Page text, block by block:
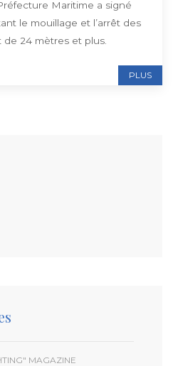
Maritime a signé
le mouillage et l’arrêt des
24 mètres et plus.
PLUS
MAGAZINE